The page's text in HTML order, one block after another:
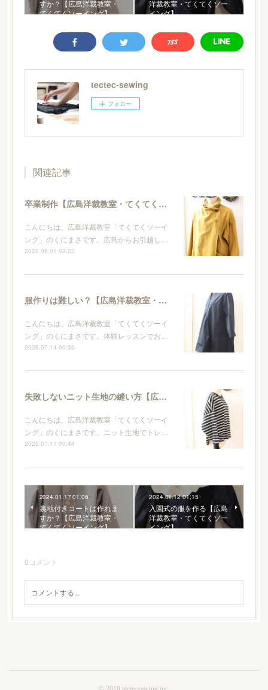
すか？【広島洋裁教室・
てくてくソーイング】
洋裁教室・てくてくソー
イング】
tectec-sewing
フォロー
関連記事
卒業制作【広島洋裁教室・てくてくソーイング】
こんにちは。広島洋裁教室「てくてくソーイ
ング」のくにまさです。広島からお引越し…
2026.08.01 02:22
服作りは難しい？【広島洋裁教室・てくてくソーイング】
こんにちは。広島洋裁教室「てくてくソーイ
ング」のくにまさです。体験レッスンでお…
2026.07.14 00:36
失敗しないニット生地の縫い方【広島洋裁教室・てくてくソーイング】
こんにちは。広島洋裁教室「てくてくソーイ
ング」のくにまさです。ニット生地でトレ…
2026.07.11 00:44
2024.01.17 01:06
裏地付きコートは作れま
すか？【広島洋裁教室・
てくてくソーイング】
2024.01.12 01:15
入園式の服を作る【広島
洋裁教室・てくてくソー
イング】
0コメント